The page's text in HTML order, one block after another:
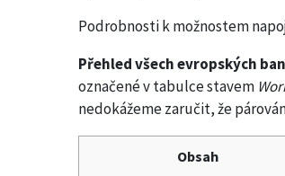
Podrobnosti k možnostem
Přehled všech evropských
označené v tabulce stavem
nedokážeme zaručit, že
Obsah